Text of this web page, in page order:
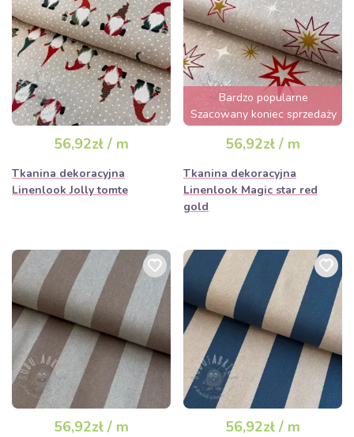
56,92zł / m
Tkanina dekoracyjna
Linenlook Jolly tomte
Bardzo popularne
Szacowany koniec sprzedaży
za 3 dni
56,92zł / m
Tkanina dekoracyjna
Linenlook Magic star red
gold
56,92zł / m 56,92zł / m